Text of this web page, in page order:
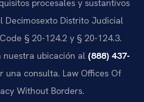
procesales y sustantivos
Decimosexto Distrito Judicial
§ 20-124.2 y § 20-124.3.
nuestra ubicación al (888) 437-
una consulta. Law Offices Of
Without Borders.